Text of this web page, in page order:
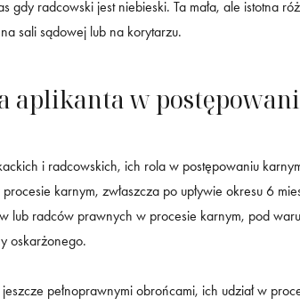
gdy radcowski jest niebieski. Ta mała, ale istotna
sali sądowej lub na korytarzu.
aplikanta w
i radcowskich, ich rola w postępowaniu
karnym, zwłaszcza po upływie okresu 6
lub radców prawnych w procesie karnym, pod
oskarżonego.
pełnoprawnymi obrońcami, ich udział w